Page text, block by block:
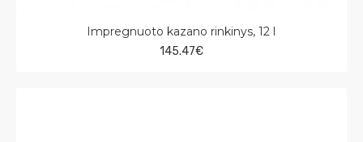
Impregnuoto kazano rinkinys, 12 l
145.47€